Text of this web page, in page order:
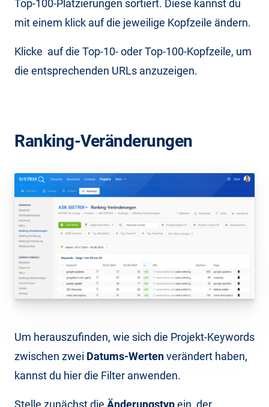
Top-100-Platzierungen sortiert. Diese kannst du
mit einem klick auf die jeweilige Kopfzeile ändern.
Klicke auf die Top-10- oder Top-100-Kopfzeile, um
die entsprechenden URLs anzuzeigen.
Ranking-Veränderungen
Um herauszufinden, wie sich die Projekt-Keywords
zwischen zwei Datums-Wertenverändert haben,
kannst du hier die Filter anwenden.